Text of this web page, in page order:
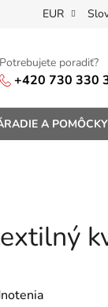
EUR
Potrebujete poradiť?
+420 730 330
A POMÔCKY
0,0 z 5